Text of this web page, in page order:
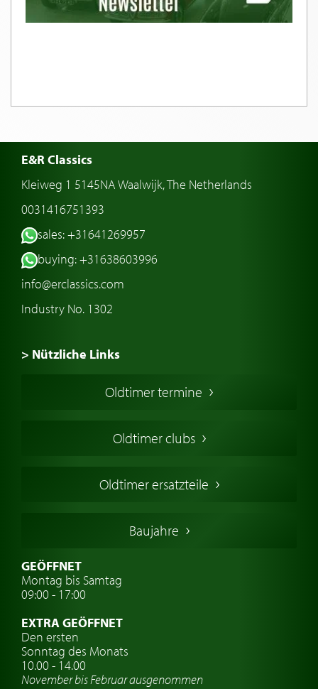
E&R Classics
Kleiweg 1 5145NA Waalwijk, The Netherlands
0031416751393
sales: +31641269957
buying: +31638603996
info@erclassics.com
Industry No. 1302
> Nützliche Links
Oldtimers in Europa
Englische Oldtimer
Deutsche Oldtimer
Schwedische Oldtimer
Oldtimer mit h-kennzeichen
Auto Oldtimer Markt
Oldtimer-Versicherung
Oldtimer-Clubs
Oldtimer-Reisen
Oldtimer termine
Oldtimer clubs
Oldtimer ersatzteile
Baujahre
GEÖFFNET
Montag bis Samtag
09:00 - 17:00
EXTRA GEÖFFNET
Den ersten
Sonntag des Monats
10.00 - 14.00
November bis Februar ausgenommen